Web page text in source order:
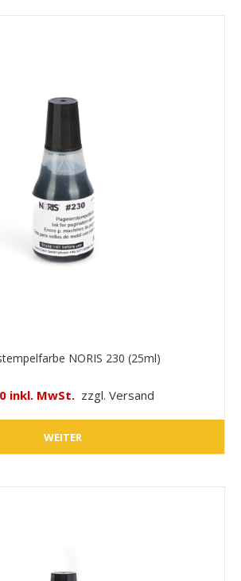
NORIS 230 (25ml)
inkl. MwSt. zzgl. Versand
WEITER